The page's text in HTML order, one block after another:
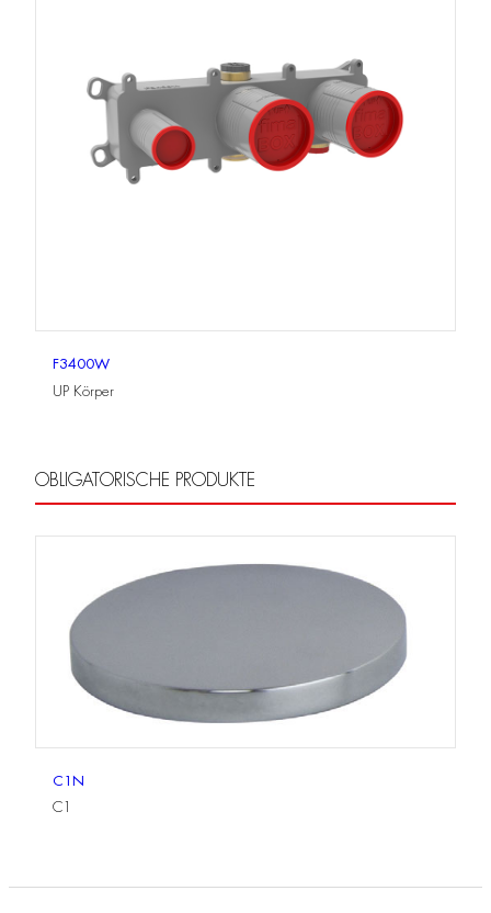
F3400W
UP Körper
OBLIGATORISCHE PRODUKTE
C1N
C1